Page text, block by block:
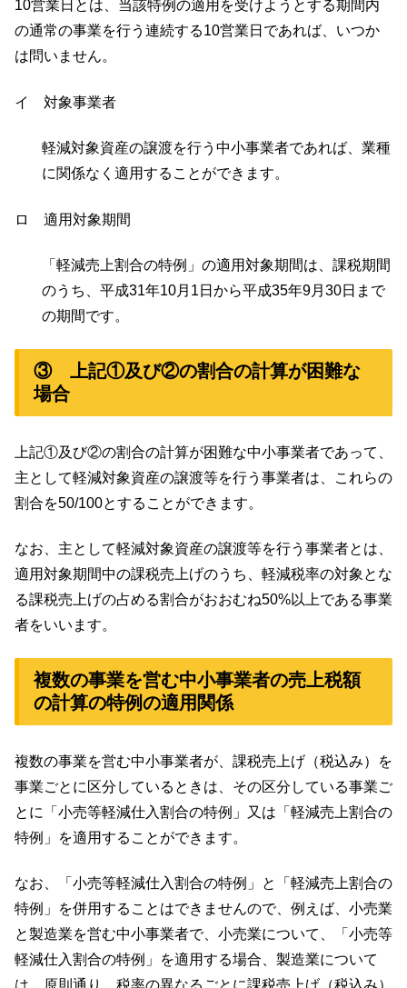
10営業日とは、当該特例の適用を受けようとする期間内
の通常の事業を行う連続する10営業日であれば、いつか
は問いません。
イ 対象事業者
軽減対象資産の譲渡を行う中小事業者であれば、業種
に関係なく適用することができます。
ロ 適用対象期間
「軽減売上割合の特例」の適用対象期間は、課税期間
のうち、平成31年10月1日から平成35年9月30日まで
の期間です。
③ 上記①及び②の割合の計算が困難な
場合
上記①及び②の割合の計算が困難な中小事業者であって、
主として軽減対象資産の譲渡等を行う事業者は、これらの
割合を50/100とすることができます。
なお、主として軽減対象資産の譲渡等を行う事業者とは、
適用対象期間中の課税売上げのうち、軽減税率の対象とな
る課税売上げの占める割合がおおむね50%以上である事業
者をいいます。
複数の事業を営む中小事業者の売上税額
の計算の特例の適用関係
複数の事業を営む中小事業者が、課税売上げ（税込み）を
事業ごとに区分しているときは、その区分している事業ご
とに「小売等軽減仕入割合の特例」又は「軽減売上割合の
特例」を適用することができます。
なお、「小売等軽減仕入割合の特例」と「軽減売上割合の
特例」を併用することはできませんので、例えば、小売業
と製造業を営む中小事業者で、小売業について、「小売等
軽減仕入割合の特例」を適用する場合、製造業について
は、原則通り、税率の異なるごとに課税売上げ（税込み）